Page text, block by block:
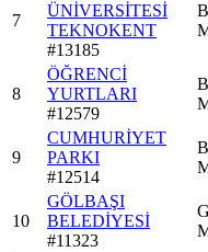
7
ÜNİVERSİTESİ
TEKNOKENT
#13185
8
ÖĞRENCİ
YURTLARI
#12579
9
CUMHURİYET
PARKI
#12514
10
GÖLBAŞI
BELEDİYESİ
#11323